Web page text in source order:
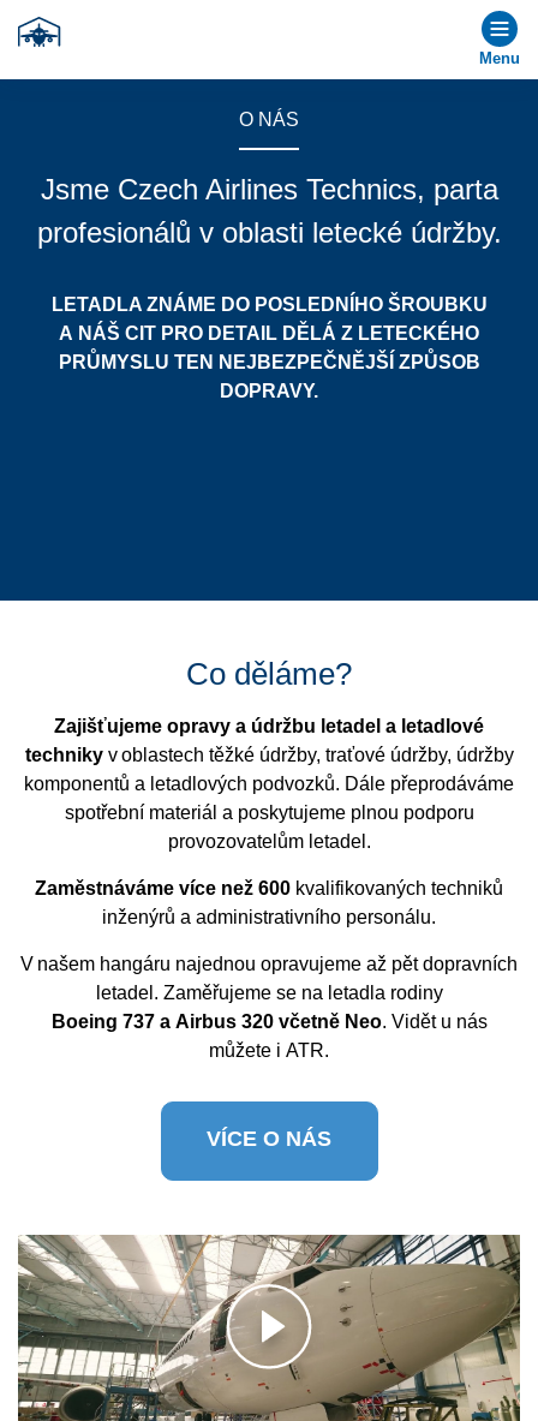
Menu
O NÁS
Jsme Czech Airlines Technics, parta
profesionálů v oblasti letecké údržby.
LETADLA ZNÁME DO POSLEDNÍHO ŠROUBKU
A NÁŠ CIT PRO DETAIL DĚLÁ Z LETECKÉHO
PRŮMYSLU TEN NEJBEZPEČNĚJŠÍ ZPŮSOB
DOPRAVY.
Co děláme?
Zajišťujeme opravy a údržbu letadel a letadlové
technikyv oblastech těžké údržby, traťové údržby, údržby
komponentů a letadlových podvozků. Dále přeprodáváme
spotřební materiál a poskytujeme plnou podporu
provozovatelům letadel.
Zaměstnáváme více než 600 kvalifikovaných techniků
inženýrů a administrativního personálu.
V našem hangáru najednou opravujeme až pět dopravních
letadel. Zaměřujeme se na letadla rodiny
Boeing 737 a Airbus 320 včetně Neo. Vidět u nás
můžete i ATR.
VÍCE O NÁS